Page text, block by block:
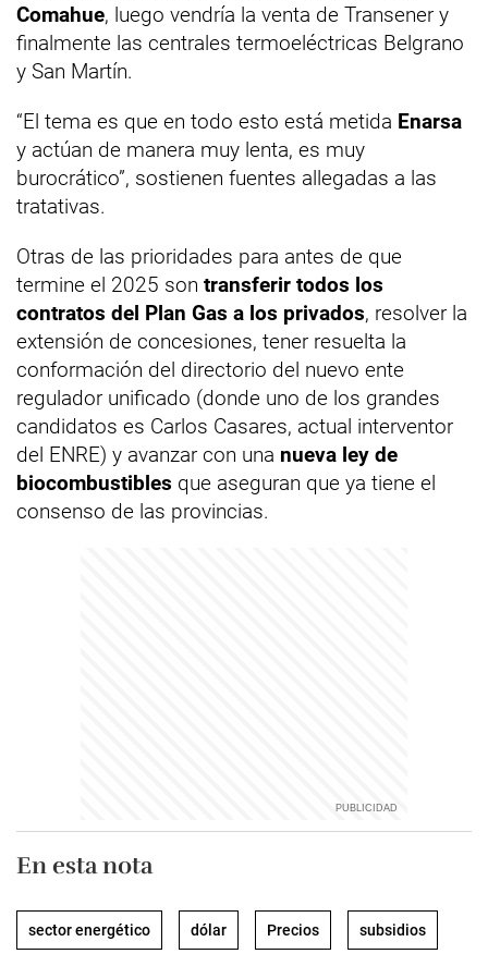
Comahue, luego vendría la venta de Transener y
finalmente las centrales termoeléctricas Belgrano
y San Martín.
“El tema es que en todo esto está metida Enarsa
y actúan de manera muy lenta, es muy
burocrático”, sostienen fuentes allegadas a las
tratativas.
Otras de las prioridades para antes de que
termine el 2025 son transferir todos los
contratos del Plan Gas a los privados, resolver la
extensión de concesiones, tener resuelta la
conformación del directorio del nuevo ente
regulador unificado (donde uno de los grandes
candidatos es Carlos Casares, actual interventor
del ENRE) y avanzar con una nueva ley de
biocombustibles que aseguran que ya tiene el
consenso de las provincias.
En esta nota
sector energético dólar Precios subsidios